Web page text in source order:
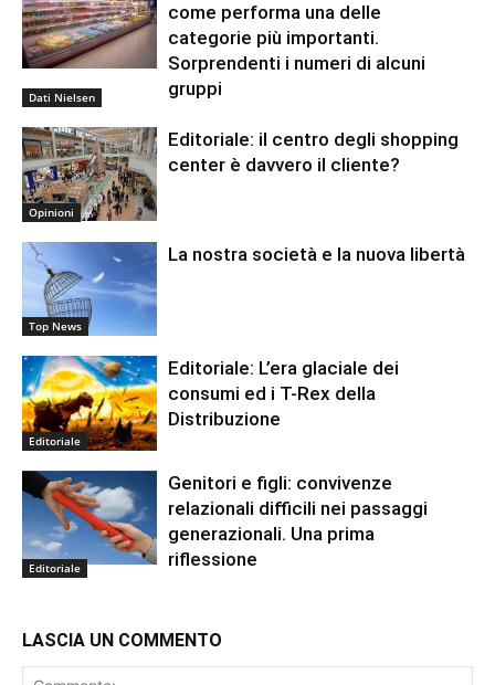
Dati Nielsen
come performa una delle
categorie più importanti.
Sorprendenti i numeri di alcuni
gruppi
Opinioni
Editoriale: il centro degli shopping
center è davvero il cliente?
Top News
La nostra società e la nuova libertà
Editoriale
Editoriale: L’era glaciale dei
consumi ed i T-Rex della
Distribuzione
Editoriale
Genitori e figli: convivenze
relazionali difficili nei passaggi
generazionali. Una prima
riflessione
LASCIA UN COMMENTO